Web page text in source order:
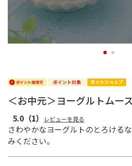
1 2
＜お中元＞ヨーグルトムース
5.0 （1） レビューを見る
さわやかなヨーグルトのとろける
みください。